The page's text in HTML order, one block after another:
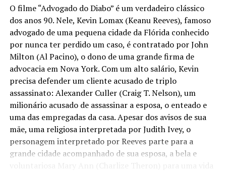
Relacionado
anos, fácil. Eu não estarei
aqui, infelizmente, mas
Hagrid estará…”
Comments
comments
Matérias relacionadas
O filme “Advogado do Diabo” é um verdadeiro clássico
dos anos 90. Nele, Kevin Lomax (Keanu Reeves), famoso
advogado de uma pequena cidade da Flórida conhecido
por nunca ter perdido um caso, é contratado por John
Milton (Al Pacino), o dono de uma grande firma de
advocacia em Nova York. Com um alto salário, Kevin
precisa defender um cliente acusado de triplo
assassinato: Alexander Culler (Craig T. Nelson), um
milionário acusado de assassinar a esposa, o enteado e
uma das empregadas da casa. Apesar dos avisos de sua
mãe, uma religiosa interpretada por Judith Ivey, o
personagem interpretado por Reeves parte para a
grande cidade acompanhado de sua esposa, a bela e